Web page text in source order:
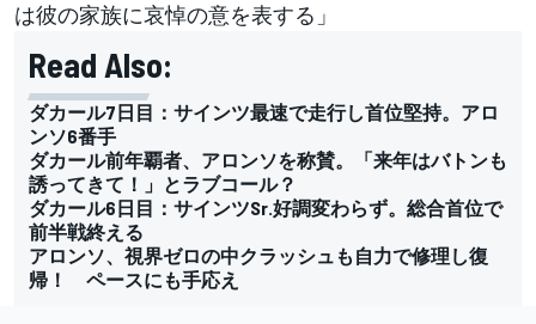
は彼の家族に哀悼の意を表する」
Read Also:
ダカール7日目：サインツ最速で走行し首位堅持。アロ
ンソ6番手
ダカール前年覇者、アロンソを称賛。「来年はバトンも
誘ってきて！」とラブコール？
ダカール6日目：サインツSr.好調変わらず。総合首位で
前半戦終える
アロンソ、視界ゼロの中クラッシュも自力で修理し復
帰！ ペースにも手応え